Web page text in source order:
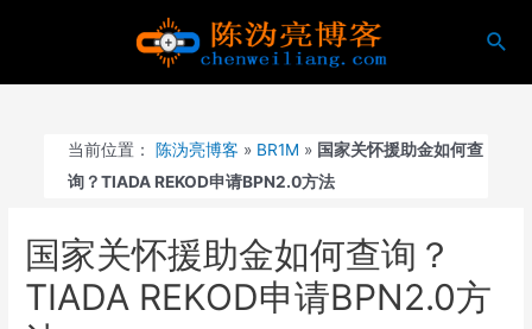
搜
当前位置： 陈沩亮博客 » BR1M » 国家关怀援助金如何查
询？TIADA REKOD申请BPN2.0方法
国家关怀援助金如何查询？
TIADA REKOD申请BPN2.0方